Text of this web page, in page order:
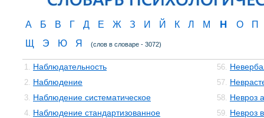
А Б В Г Д Е Ж З И Й К Л М Н О
П
Щ
Э Ю Я (слов в словаре - 3072)
1. Наблюдательность
2. Наблюдение
3. Наблюдение систематическое
4. Наблюдение стандартизованное
56.
57.
58. Невроз
59. Невроз